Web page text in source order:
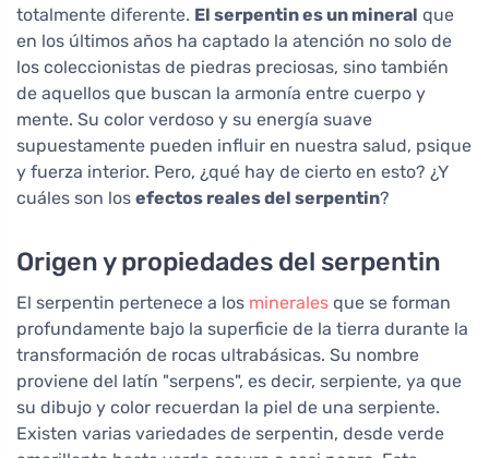
totalmente diferente. El serpentin es un mineral que
en los últimos años ha captado la atención no solo de
los coleccionistas de piedras preciosas, sino también
de aquellos que buscan la armonía entre cuerpo y
mente. Su color verdoso y su energía suave
supuestamente pueden influir en nuestra salud, psique
y fuerza interior. Pero, ¿qué hay de cierto en esto? ¿Y
cuáles son los efectos reales del serpentin?
Origen y propiedades del serpentin
El serpentin pertenece a los minerales que se forman
profundamente bajo la superficie de la tierra durante la
transformación de rocas ultrabásicas. Su nombre
proviene del latín "serpens", es decir, serpiente, ya que
su dibujo y color recuerdan la piel de una serpiente.
Existen varias variedades de serpentin, desde verde